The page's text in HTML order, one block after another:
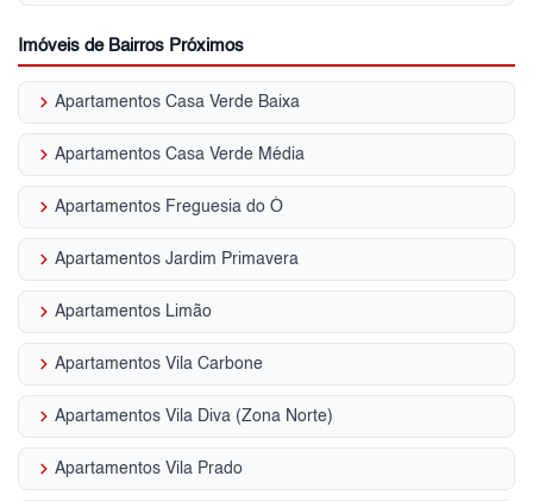
Imóveis de Bairros Próximos
keyboard_arrow_right Apartamentos Casa Verde Baixa
keyboard_arrow_right Apartamentos Casa Verde Média
keyboard_arrow_right Apartamentos Freguesia do Ó
keyboard_arrow_right Apartamentos Jardim Primavera
keyboard_arrow_right Apartamentos Limão
keyboard_arrow_right Apartamentos Vila Carbone
keyboard_arrow_right Apartamentos Vila Diva (Zona Norte)
keyboard_arrow_right Apartamentos Vila Prado